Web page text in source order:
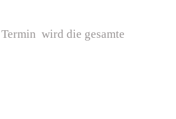
wird die gesamte